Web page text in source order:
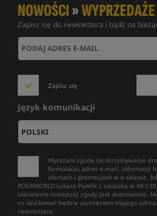
NOWOŚCI»WYPRZEDAŻE
Zapisz się do newslettera i bądź na
Zapisz się
Język komunikacji
Wyrażam zgodę na otrzymywanie
formularzu adres e-mail, informacji
ofertach i promocjach w e-sklepie.
ROCKWORLD Łukasz Pawlik z siedzibą w 48-
Udzielenie niniejszej zgody jest dobrowolne.
co skutkować będzie usunięciem mojego
newslettera.